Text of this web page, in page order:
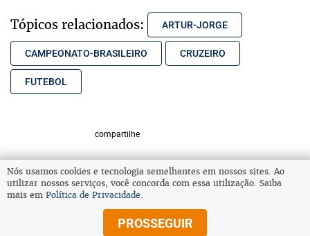
Tópicos relacionados: ARTUR-JORGE
CAMPEONATO-BRASILEIRO CRUZEIRO
FUTEBOL
compartilhe
VOLTAR AO TOPO
© Copyright 2026 Diários Associados
Nós usamos cookies e tecnologia semelhantes em nossos sites. Ao
utilizar nossos serviços, você concorda com essa utilização. Saiba
mais em Política de Privacidade.
PROSSEGUIR